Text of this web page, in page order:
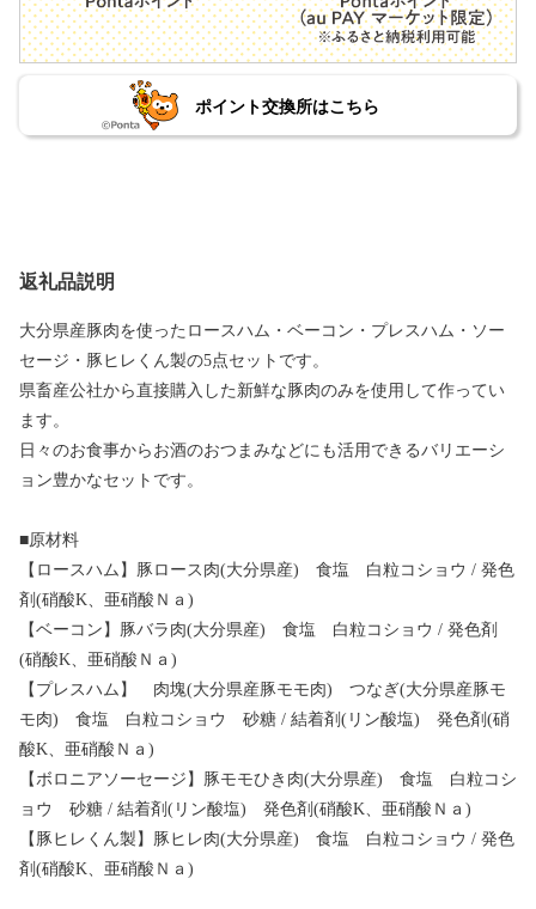
ポイント交換所はこちら
返礼品説明
大分県産豚肉を使ったロースハム・ベーコン・プレスハム・ソー
セージ・豚ヒレくん製の5点セットです。
県畜産公社から直接購入した新鮮な豚肉のみを使用して作ってい
ます。
日々のお食事からお酒のおつまみなどにも活用できるバリエーシ
ョン豊かなセットです。
■原材料
【ロースハム】豚ロース肉(大分県産) 食塩 白粒コショウ / 発色
剤(硝酸K、亜硝酸Ｎａ)
【ベーコン】豚バラ肉(大分県産) 食塩 白粒コショウ / 発色剤
(硝酸K、亜硝酸Ｎａ)
【プレスハム】 肉塊(大分県産豚モモ肉) つなぎ(大分県産豚モ
モ肉) 食塩 白粒コショウ 砂糖 / 結着剤(リン酸塩) 発色剤(硝
酸K、亜硝酸Ｎａ)
【ボロニアソーセージ】豚モモひき肉(大分県産) 食塩 白粒コシ
ョウ 砂糖 / 結着剤(リン酸塩) 発色剤(硝酸K、亜硝酸Ｎａ)
【豚ヒレくん製】豚ヒレ肉(大分県産) 食塩 白粒コショウ / 発色
剤(硝酸K、亜硝酸Ｎａ)